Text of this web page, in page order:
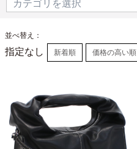
並べ替え：
指定なし 新着順 価格の高い順